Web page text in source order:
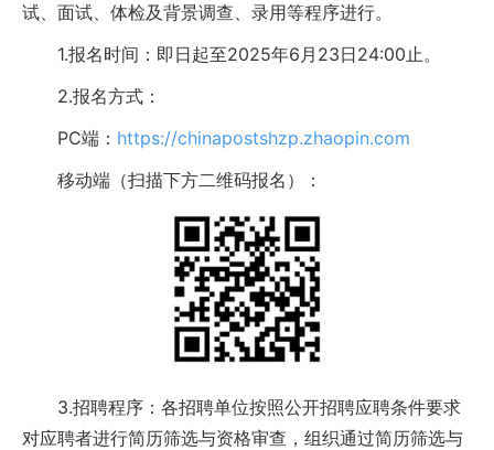
试、面试、体检及背景调查、录用等程序进行。
1.报名时间：即日起至2025年6月23日24:00止。
2.报名方式：
PC端： https://chinapostshzp.zhaopin.com
移动端（扫描下方二维码报名）：
3.招聘程序：各招聘单位按照公开招聘应聘条件要求
对应聘者进行简历筛选与资格审查，组织通过简历筛选与